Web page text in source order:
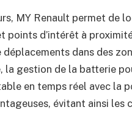
MY Renault permet de
points d’intérêt à
déplacements dans des
la gestion de la batterie
en temps réel avec la
évitant ainsi les